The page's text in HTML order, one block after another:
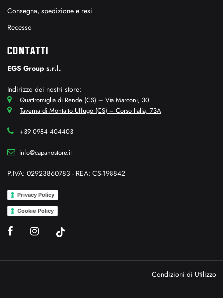
Consegna, spedizione e resi
Recesso
CONTATTI
EGS Group s.r.l.
Indirizzo dei nostri store:
Quattromiglia di Rende (CS) – Via Marconi, 30
Taverna di Montalto Uffugo (CS) – Corso Italia, 73A
+39 0984 404403
info@capanostore.it
P.IVA: 02923860783 - REA: CS-198842
Privacy Policy
Cookie Policy
Condizioni di Utilizzo